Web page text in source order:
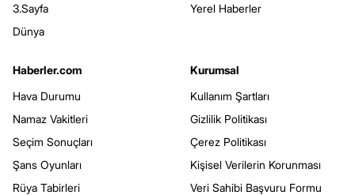
3.Sayfa
Dünya
Yerel Haberler
Haberler.com
Hava Durumu
Namaz Vakitleri
Seçim Sonuçları
Şans Oyunları
Rüya Tabirleri
Kurumsal
Kullanım Şartları
Gizlilik Politikası
Çerez Politikası
Kişisel Verilerin Korunması
Veri Sahibi Başvuru Formu